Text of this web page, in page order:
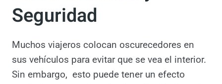
Oscurecedores y
Seguridad